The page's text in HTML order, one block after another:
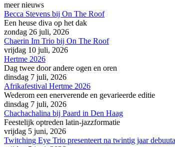
meer nieuws
Becca Stevens bij On The Roof
Een heuse diva op het dak
zondag 26 juli, 2026
Chaerin Im Trio bij On The Roof
vrijdag 10 juli, 2026
Hertme 2026
Dag twee door andere ogen en oren
dinsdag 7 juli, 2026
Afrikafestival Hertme 2026
Wederom een enerverende en gevarieerde editie
dinsdag 7 juli, 2026
Chachachalina bij Paard in Den Haag
Feestelijk optreden latin-jazzformatie
vrijdag 5 juni, 2026
Twitching Eye Trio presenteert na twintig jaar